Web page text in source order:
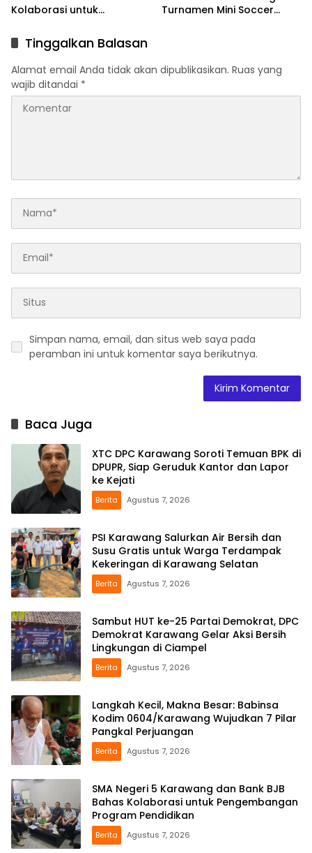
Kolaborasi untuk
Pendidikan
Turnamen Mini Soccer
Tinggalkan Balasan
Alamat email Anda tidak akan dipublikasikan. Ruas yang
wajib ditandai *
Simpan nama, email, dan situs web saya pada
peramban ini untuk komentar saya berikutnya.
Baca Juga
XTC DPC Karawang Soroti Temuan BPK di
DPUPR, Siap Geruduk Kantor dan Lapor
ke Kejati
Berita Agustus 7, 2026
PSI Karawang Salurkan Air Bersih dan
Susu Gratis untuk Warga Terdampak
Kekeringan di Karawang Selatan
Berita Agustus 7, 2026
Sambut HUT ke-25 Partai Demokrat, DPC
Demokrat Karawang Gelar Aksi Bersih
Lingkungan di Ciampel
Berita Agustus 7, 2026
Langkah Kecil, Makna Besar: Babinsa
Kodim 0604/Karawang Wujudkan 7 Pilar
Pangkal Perjuangan
Berita Agustus 7, 2026
SMA Negeri 5 Karawang dan Bank BJB
Bahas Kolaborasi untuk Pengembangan
Program Pendidikan
Berita Agustus 7, 2026